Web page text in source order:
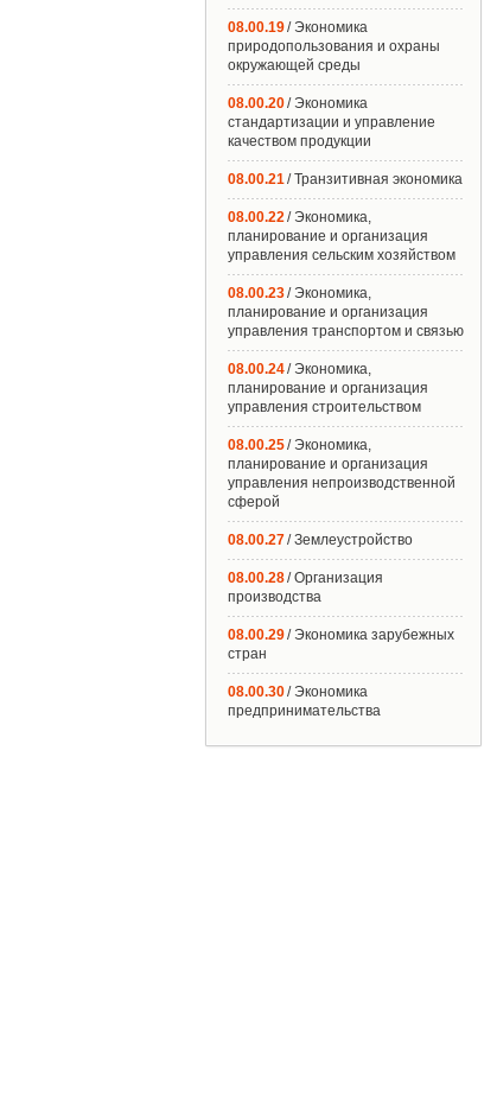
08.00.19/ Экономика
природопользования и охраны
окружающей среды
08.00.20/ Экономика
стандартизации и управление
качеством продукции
08.00.21/ Транзитивная экономика
08.00.22/ Экономика,
планирование и организация
управления сельским хозяйством
08.00.23/ Экономика,
планирование и организация
управления транспортом и связью
08.00.24/ Экономика,
планирование и организация
управления строительством
08.00.25/ Экономика,
планирование и организация
управления непроизводственной
сферой
08.00.27/ Землеустройство
08.00.28/ Организация
производства
08.00.29/ Экономика зарубежных
стран
08.00.30/ Экономика
предпринимательства